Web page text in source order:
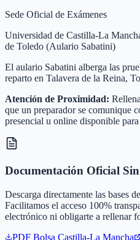
Sede Oficial de Exámenes
Universidad de Castilla-La
de Toledo (Aulario Sabatini)
El aulario Sabatini alberga las
reparto en Talavera de la Reina,
Atención de Proximidad:
que un preparador se comunique
presencial u online disponible
Documentación Oficial
Descarga directamente las bases
Facilitamos el acceso 100%
electrónico ni obligarte a rellenar
PDF Bolsa Castilla-La Mancha